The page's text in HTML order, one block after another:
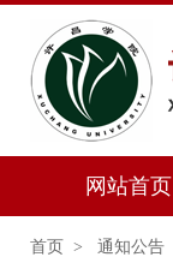
网站首页
首页 > 通知公告